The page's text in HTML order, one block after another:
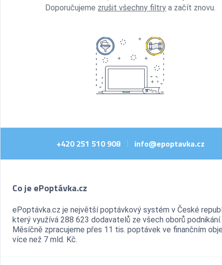
Doporučujeme zrušit všechny filtry a začít znovu.
+420 251 510 908 info@epoptavka.cz
Co je ePoptávka.cz
ePoptávka.cz je největší poptávkový systém v České
který využívá 288 623 dodavatelů ze všech oborů podnikání.
Měsíčně zpracujeme přes 11 tis. poptávek ve finančním
více než 7 mld. Kč.